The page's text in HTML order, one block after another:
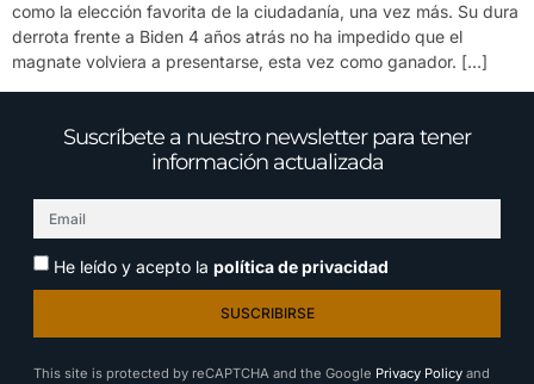
como la elección favorita de la ciudadanía, una vez más. Su dura
derrota frente a Biden 4 años atrás no ha impedido que el
magnate volviera a presentarse, esta vez como ganador. […]
Suscríbete a nuestro newsletter para tener
información actualizada
He leído y acepto la política de privacidad
SUSCRIBIRSE
This site is protected by reCAPTCHA and the Google Privacy Policy and